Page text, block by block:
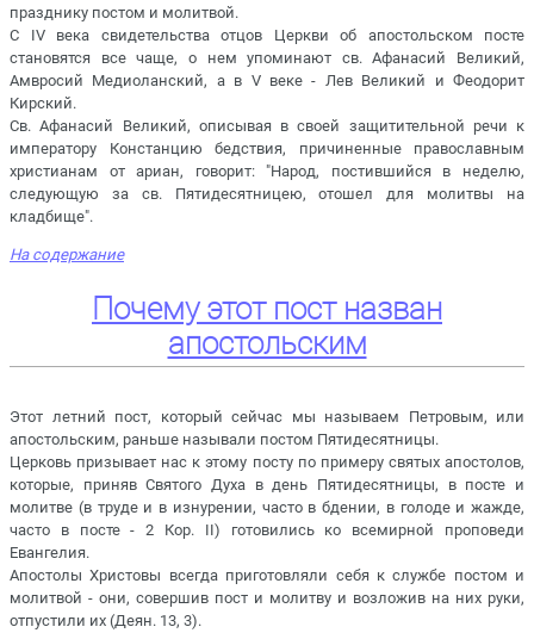
празднику постом и молитвой.
С IV века свидетельства отцов Церкви об апостольском посте
становятся все чаще, о нем упоминают св. Афанасий Великий,
Амвросий Медиоланский, а в V веке - Лев Великий и Феодорит
Кирский.
Св. Афанасий Великий, описывая в своей защитительной речи к
императору Констанцию бедствия, причиненные православным
христианам от ариан, говорит: "Народ, постившийся в неделю,
следующую за св. Пятидесятницею, отошел для молитвы на
кладбище".
На содержание
Почему этот пост назван
апостольским
Этот летний пост, который сейчас мы называем Петровым, или
апостольским, раньше называли постом Пятидесятницы.
Церковь призывает нас к этому посту по примеру святых апостолов,
которые, приняв Святого Духа в день Пятидесятницы, в посте и
молитве (в труде и в изнурении, часто в бдении, в голоде и жажде,
часто в посте - 2 Кор. II) готовились ко всемирной проповеди
Евангелия.
Апостолы Христовы всегда приготовляли себя к службе постом и
молитвой - они, совершив пост и молитву и возложив на них руки,
отпустили их (Деян. 13, 3).